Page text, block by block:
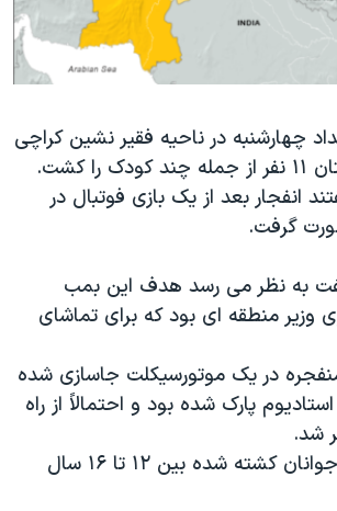
آمریکا ۲۰۲۴
آزادی
۹۸
کادر رهبری ایران
۹۸
چهارشنبه در ناحیه فقیر نشین کراچی
کشت.
انفجار بعد از یک بازی فوتبال در
گرفت.
به نظر می رسد هدف این بمب
وزیر منطقه ای بود که برای تماشای
در یک موتورسیکلت جاسازی شده
پارک شده بود و احتمالاً از راه
شد.
به گفته مقامها نوجوانان کشته شده بین ۱۲ تا ۱۶ سال